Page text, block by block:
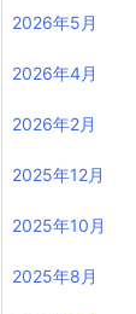
2026年5月
2026年4月
2026年2月
2025年12月
2025年10月
2025年8月